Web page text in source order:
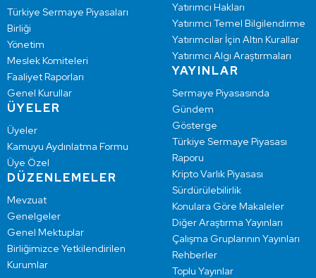
Türkiye Sermaye Piyasaları
Birliği
Yönetim
Meslek Komiteleri
Faaliyet Raporları
Genel Kurullar
ÜYELER
Üyeler
Kamuyu Aydınlatma Formu
Üye Özel
DÜZENLEMELER
Mevzuat
Genelgeler
Genel Mektuplar
Birliğimizce Yetkilendirilen
Kurumlar
Yatırımcı Hakları
Yatırımcı Temel Bilgilendirme
Yatırımcılar İçin Altın Kurallar
Yatırımcı Algı Araştırmaları
YAYINLAR
Sermaye Piyasasında
Gündem
Gösterge
Türkiye Sermaye Piyasası
Raporu
Kripto Varlık Piyasası
Sürdürülebilirlik
Konulara Göre Makaleler
Diğer Araştırma Yayınları
Çalışma Gruplarının Yayınları
Rehberler
Toplu Yayınlar